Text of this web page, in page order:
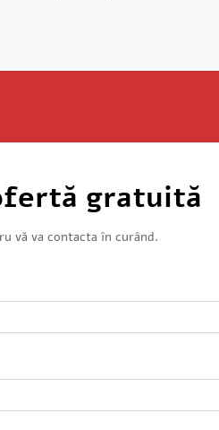
gratuită
vă va contacta în curând.